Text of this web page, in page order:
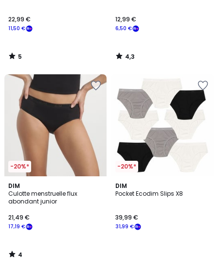
11,50 €
22,99 €
5
/
6,50 €
12,99 €
4,3
/
-20%*
DIM
Culotte menstruelle flux
abondant junior
17,19 €
21,49 €
4
/
5
4
/
-20%*
DIM
Pocket Ecodim Slips X8
31,99 €
39,99 €